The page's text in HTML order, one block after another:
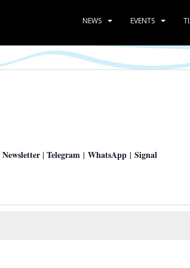
NEWS EVENTS
Newsletter | Telegram | WhatsApp | Signal